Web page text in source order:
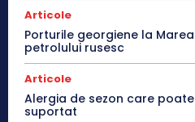
Articole
Porturile georgiene la
petrolului rusesc
Articole
Alergia de sezon care
suportat